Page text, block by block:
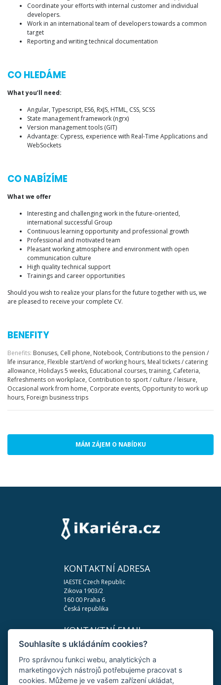
Coordinate your efforts with internal customer and individual
developers.
Work in an international team of developers towards a common
target
Reporting and writing technical documentation
CO HLEDÁME
What you’ll need:
Angular, Typescript, ES6, RxJS, HTML, CSS, SCSS
State management framework (ngrx)
Version management tools (GIT)
Advantage: Cypress, experience with Real-Time Applications and
WebSockets
CO NABÍZÍME
What we offer
Interesting and challenging work in the future-oriented,
international successful Group
Continuous learning opportunity and professional growth
Professional and motivated team
Pleasant working atmosphere and environment with open
communication culture
High quality technical support
Trainings and career opportunities
Should you wish to realize your plans for the future together with us, we
are pleased to receive your complete CV.
BENEFITY
Benefits: Bonuses, Cell phone, Notebook, Contributions to the pension /
life insurance, Flexible start/end of working hours, Meal tickets / catering
allowance, Holidays 5 weeks, Educational courses, training, Cafeteria,
Refreshments on workplace, Contribution to sport / culture / leisure,
Occasional work from home, Corporate events, Opportunity to work up
hours, Foreign business trips
MÁM ZÁJEM O NABÍDKU
KONTAKTNÍ ADRESA
IAESTE Czech Republic
Zikova 1903/2
160 00 Praha 6
Česká republika
KONTAKTNÍ EMAIL
podpora@ikariera.cz
DŮLEŽITÉ ODKAZY
Zásady ochrany osobních údajů
Souhlasíte s ukládáním cookies?
Pro správnou funkci webu, analytických a
marketingových nástrojů potřebujeme pracovat s
cookies. Můžeme je ve vašem zařízení ukládat,